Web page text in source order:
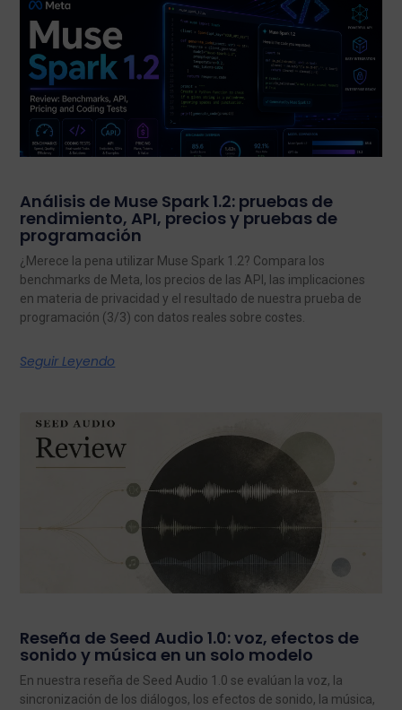
Análisis de Muse Spark 1.2: pruebas de
rendimiento, API, precios y pruebas de
programación
¿Merece la pena utilizar Muse Spark 1.2? Compara los
benchmarks de Meta, los precios de las API, las implicaciones
en materia de privacidad y el resultado de nuestra prueba de
programación (3/3) con datos reales sobre costes.
Seguir Leyendo
Reseña de Seed Audio 1.0: voz, efectos de
sonido y música en un solo modelo
En nuestra reseña de Seed Audio 1.0 se evalúan la voz, la
sincronización de los diálogos, los efectos de sonido, la música,